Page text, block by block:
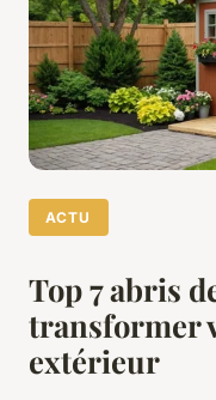
ACTU
Top 7 abris
transformer
extérieur